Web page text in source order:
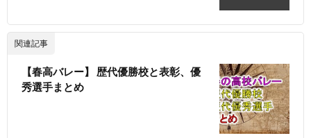
関連記事
【春高バレー】 歴代優勝校と表彰、優
秀選手まとめ